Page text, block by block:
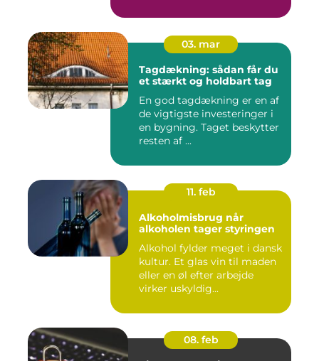
03. mar
Tagdækning: sådan får du
et stærkt og holdbart tag
En god tagdækning er en af
de vigtigste investeringer i
en bygning. Taget beskytter
resten af ...
11. feb
Alkoholmisbrug når
alkoholen tager styringen
Alkohol fylder meget i dansk
kultur. Et glas vin til maden
eller en øl efter arbejde
virker uskyldig...
08. feb